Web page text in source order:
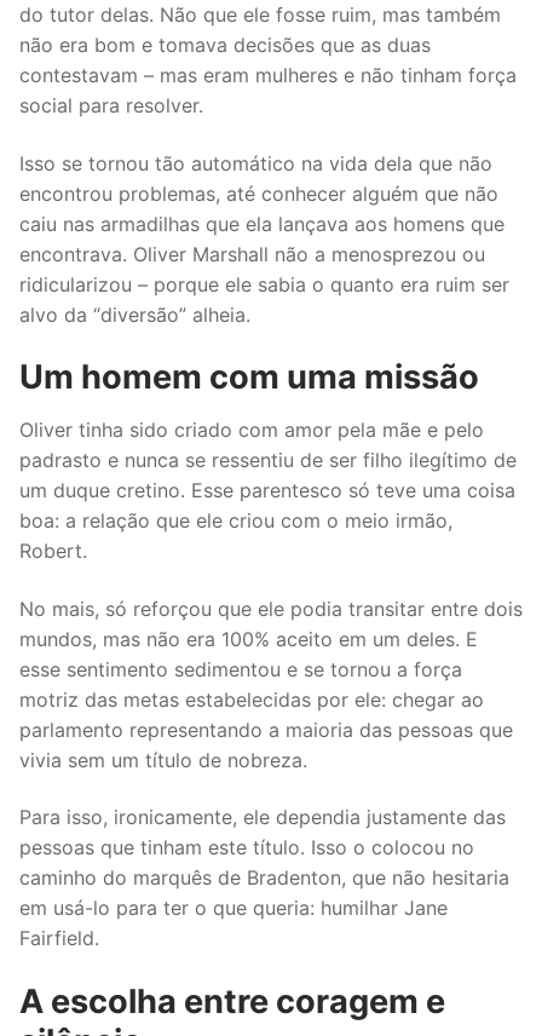
do tutor delas. Não que ele fosse ruim, mas também
não era bom e tomava decisões que as duas
contestavam – mas eram mulheres e não tinham força
social para resolver.
Isso se tornou tão automático na vida dela que não
encontrou problemas, até conhecer alguém que não
caiu nas armadilhas que ela lançava aos homens que
encontrava. Oliver Marshall não a menosprezou ou
ridicularizou – porque ele sabia o quanto era ruim ser
alvo da “diversão” alheia.
Um homem com uma missão
Oliver tinha sido criado com amor pela mãe e pelo
padrasto e nunca se ressentiu de ser filho ilegítimo de
um duque cretino. Esse parentesco só teve uma coisa
boa: a relação que ele criou com o meio irmão,
Robert.
No mais, só reforçou que ele podia transitar entre dois
mundos, mas não era 100% aceito em um deles. E
esse sentimento sedimentou e se tornou a força
motriz das metas estabelecidas por ele: chegar ao
parlamento representando a maioria das pessoas que
vivia sem um título de nobreza.
Para isso, ironicamente, ele dependia justamente das
pessoas que tinham este título. Isso o colocou no
caminho do marquês de Bradenton, que não hesitaria
em usá-lo para ter o que queria: humilhar Jane
Fairfield.
A escolha entre coragem e